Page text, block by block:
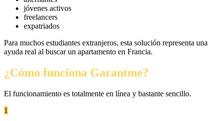
jóvenes activos
freelancers
expatriados
Para muchos estudiantes extranjeros, esta solución representa una
ayuda real al buscar un apartamento en Francia.
¿Cómo funciona Garantme?
El funcionamiento es totalmente en línea y bastante sencillo.
1